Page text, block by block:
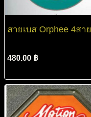
สายเบส Orphee 4สาย
480.00 ฿